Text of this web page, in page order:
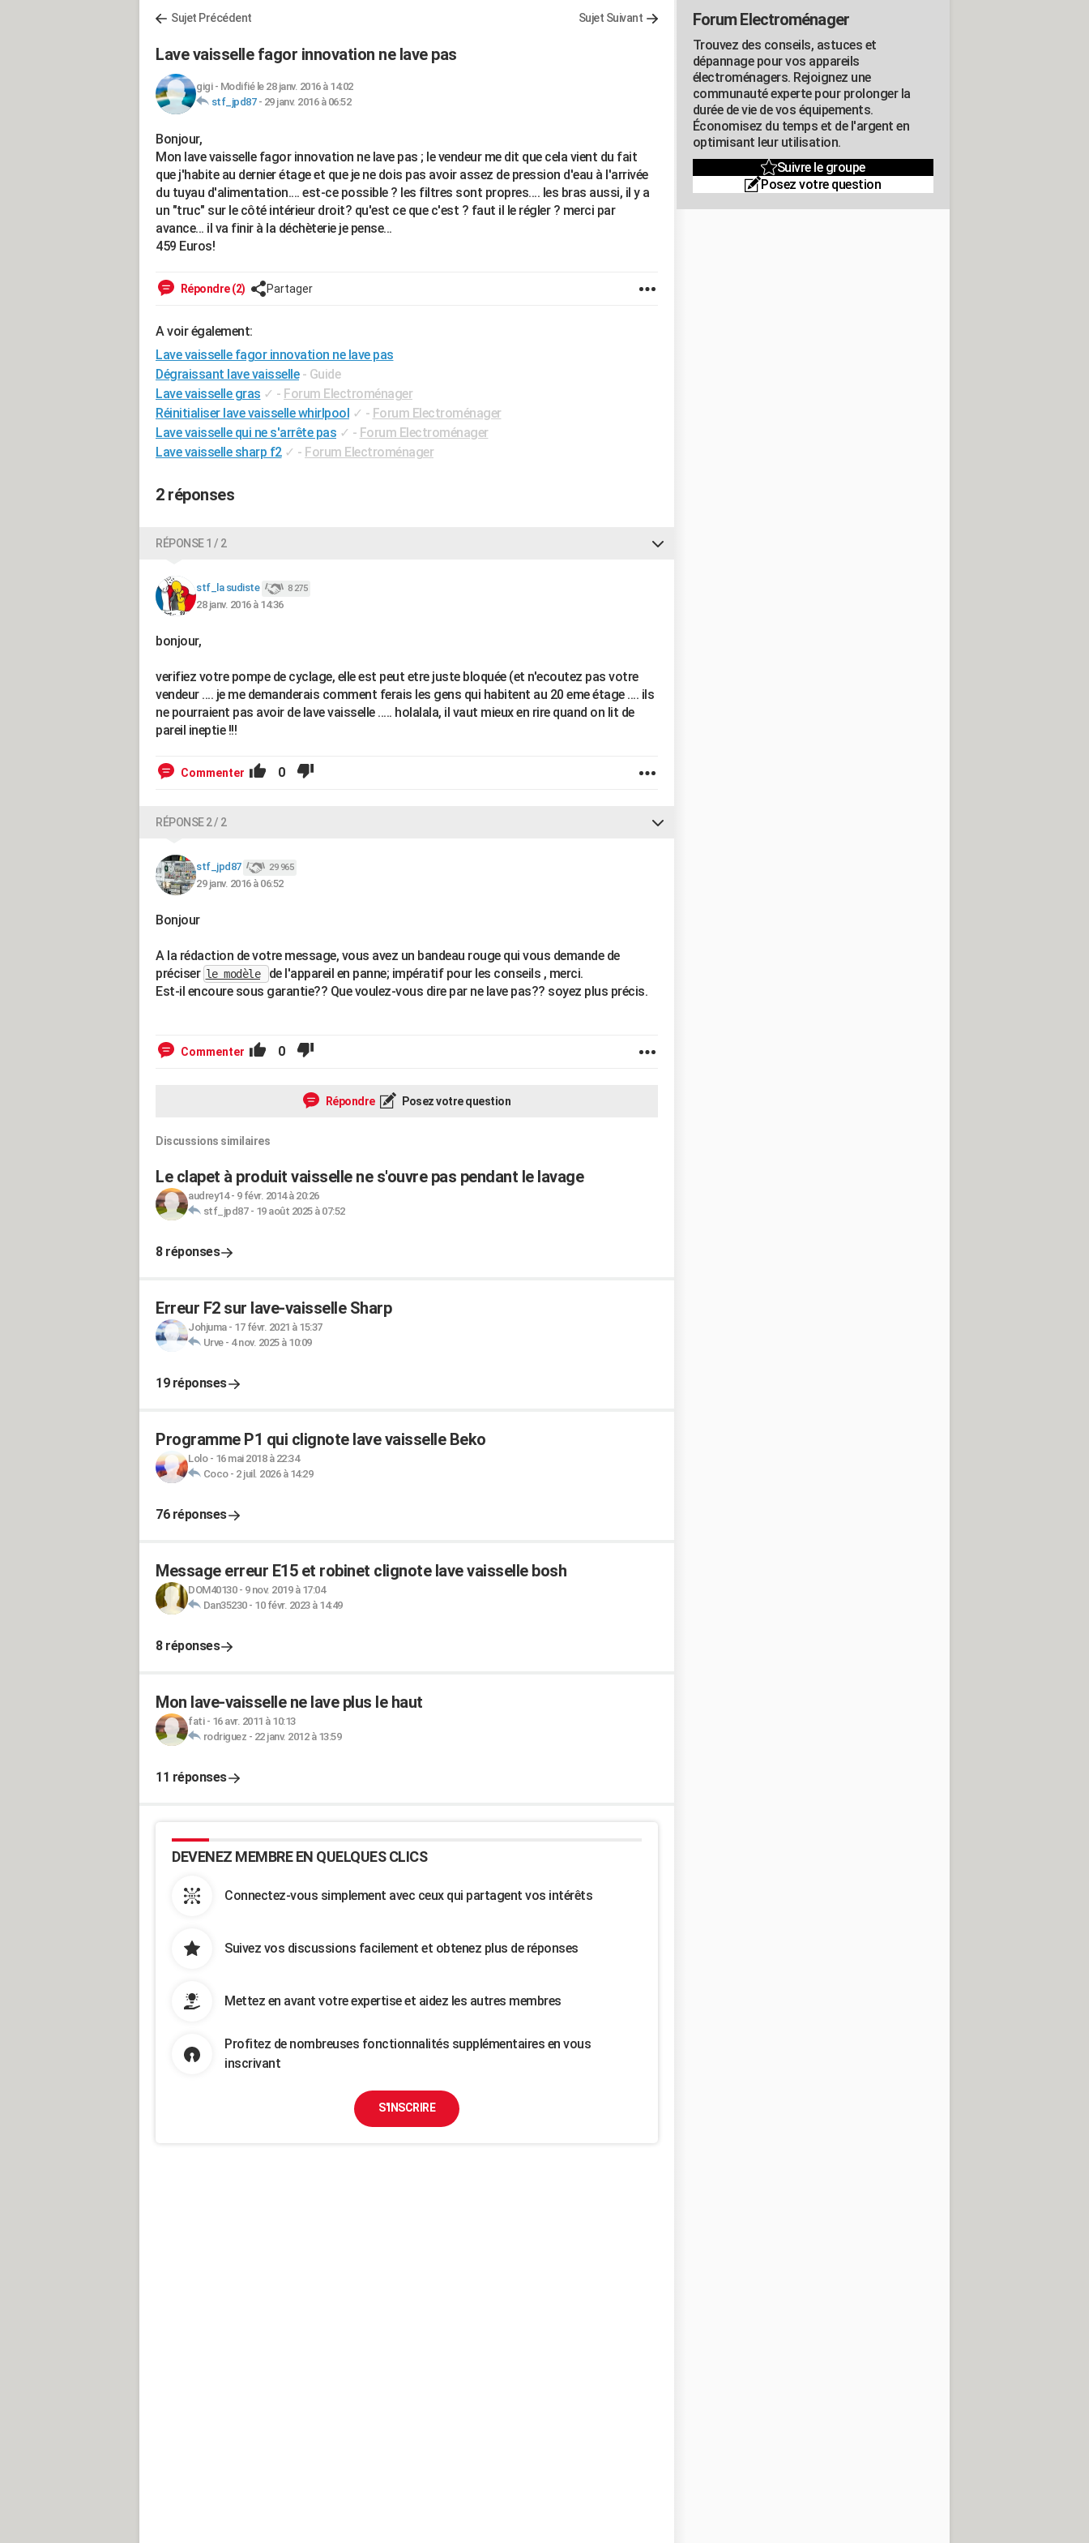
Sujet Précédent Sujet Suivant
Lave vaisselle fagor innovation ne lave pas
gigi- Modifié le 28 janv. 2016 à 14:02
stf_jpd87- 29 janv. 2016 à 06:52
Bonjour,
Mon lave vaisselle fagor innovation ne lave pas ; le vendeur me dit que cela vient du fait
que j'habite au dernier étage et que je ne dois pas avoir assez de pression d'eau à l'arrivée
du tuyau d'alimentation.... est-ce possible ? les filtres sont propres.... les bras aussi, il y a
un "truc" sur le côté intérieur droit? qu'est ce que c'est ? faut il le régler ? merci par
avance... il va finir à la déchèterie je pense...
459 Euros!
Répondre (2) Partager
A voir également:
Lave vaisselle fagor innovation ne lave pas
Dégraissant lave vaisselle - Guide
Lave vaisselle gras ✓ - Forum Electroménager
Réinitialiser lave vaisselle whirlpool ✓ - Forum Electroménager
Lave vaisselle qui ne s'arrête pas ✓ - Forum Electroménager
Lave vaisselle sharp f2 ✓ - Forum Electroménager
2 réponses
RÉPONSE 1 / 2
stf_la sudiste 8 275
28 janv. 2016 à 14:36
bonjour,
verifiez votre pompe de cyclage, elle est peut etre juste bloquée (et n'ecoutez pas votre
vendeur .... je me demanderais comment ferais les gens qui habitent au 20 eme étage .... ils
ne pourraient pas avoir de lave vaisselle ..... holalala, il vaut mieux en rire quand on lit de
pareil ineptie !!!
Commenter 0
RÉPONSE 2 / 2
stf_jpd87 29 965
29 janv. 2016 à 06:52
Bonjour
A la rédaction de votre message, vous avez un bandeau rouge qui vous demande de
préciser le modèle
de l'appareil en panne; impératif pour les conseils , merci.
Est-il encoure sous garantie?? Que voulez-vous dire par ne lave pas?? soyez plus précis.
Commenter 0
Répondre Posez votre question
Discussions similaires
Le clapet à produit vaisselle ne s'ouvre pas pendant le lavage
audrey14- 9 févr. 2014 à 20:26
stf_jpd87- 19 août 2025 à 07:52
8 réponses
Erreur F2 sur lave-vaisselle Sharp
Johjuma- 17 févr. 2021 à 15:37
Urve- 4 nov. 2025 à 10:09
19 réponses
Programme P1 qui clignote lave vaisselle Beko
Lolo- 16 mai 2018 à 22:34
Coco- 2 juil. 2026 à 14:29
76 réponses
Message erreur E15 et robinet clignote lave vaisselle bosh
DOM40130- 9 nov. 2019 à 17:04
Dan35230- 10 févr. 2023 à 14:49
8 réponses
Mon lave-vaisselle ne lave plus le haut
fati- 16 avr. 2011 à 10:13
rodriguez - 22 janv. 2012 à 13:59
11 réponses
DEVENEZ MEMBRE EN QUELQUES CLICS
Connectez-vous simplement avec ceux qui partagent vos intérêts
Suivez vos discussions facilement et obtenez plus de réponses
Mettez en avant votre expertise et aidez les autres membres
Profitez de nombreuses fonctionnalités supplémentaires en vous
inscrivant
S'INSCRIRE
Forum Electroménager
Trouvez des conseils, astuces et
dépannage pour vos appareils
électroménagers. Rejoignez une
communauté experte pour prolonger la
durée de vie de vos équipements.
Économisez du temps et de l'argent en
optimisant leur utilisation.
Suivre le groupe
Posez votre question